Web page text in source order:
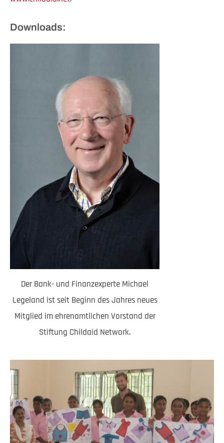
Downloads:
Der Bank- und Finanzexperte Michael
Legeland ist seit Beginn des Jahres neues
Mitglied im ehrenamtlichen Vorstand der
Stiftung Childaid Network.